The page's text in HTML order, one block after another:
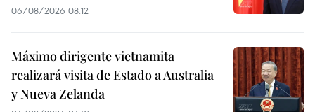
06/08/2026 08:12
Máximo dirigente vietnamita
realizará visita de Estado a Australia
y Nueva Zelanda